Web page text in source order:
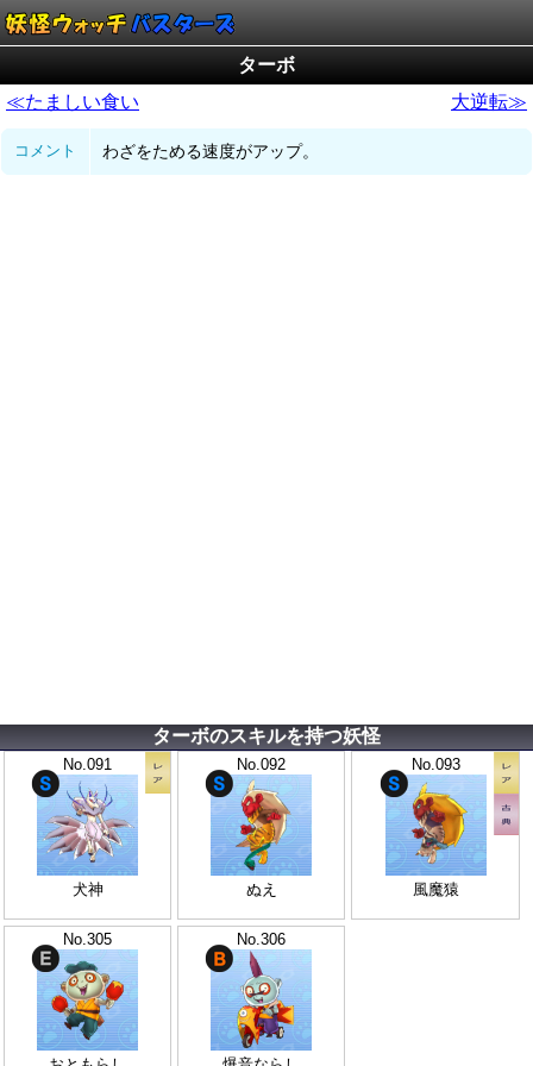
ターボ
≪たましい食い
大逆転≫
コメント わざをためる速度がアップ。
ターボのスキルを持つ妖怪
No.091
犬神
No.092
ぬえ
No.093
風魔猿
No.305 No.306